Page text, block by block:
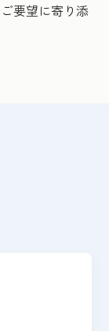
要望に寄り添